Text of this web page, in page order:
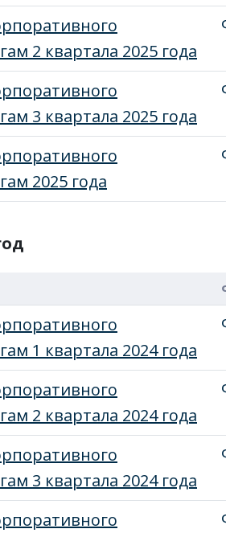
2 квартала 2025 года
3 квартала 2025 года
2025 года
1 квартала 2024 года
2 квартала 2024 года
3 квартала 2024 года